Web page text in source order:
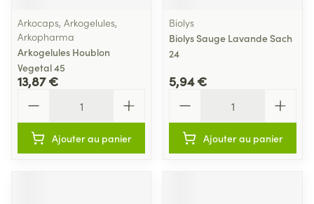
Arkocaps, Arkogelules,
Arkopharma
Arkogelules Houblon
Vegetal 45
13,87 €
Ajouter au panier
Biolys
Biolys Sauge Lavande Sach
24
5,94 €
Ajouter au panier